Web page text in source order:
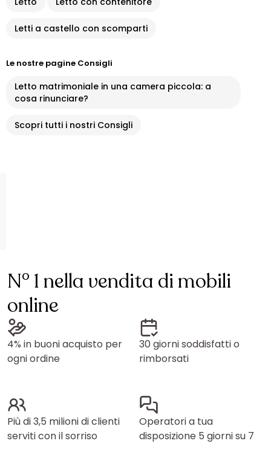
Letti a castello con scomparti
Le nostre pagine Consigli
Letto matrimoniale in una camera piccola: a
cosa rinunciare?
Scopri tutti i nostri Consigli
N° 1 nella vendita di mobili
online
4% in buoni acquisto per
ogni ordine
30 giorni soddisfatti o
rimborsati
Più di 3,5 milioni di clienti
serviti con il sorriso
Operatori a tua
disposizione 5 giorni su 7